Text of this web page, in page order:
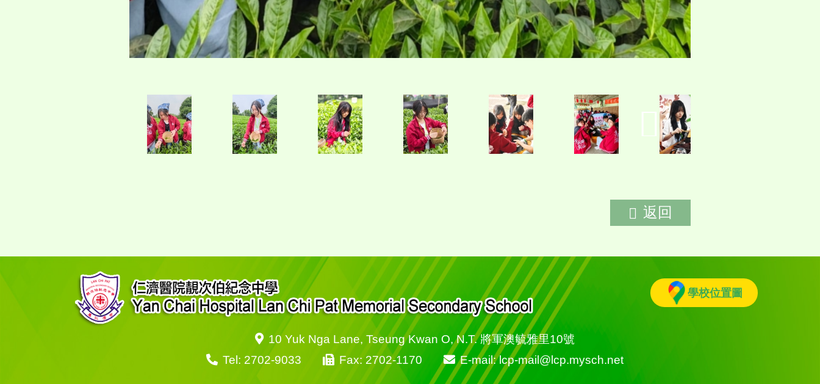
返回
學校位置圖
10 Yuk Nga Lane, Tseung Kwan O, N.T. 將軍澳毓雅里10號
Tel: 2702-9033
Fax: 2702-1170 E-mail: lcp-mail@lcp.mysch.net